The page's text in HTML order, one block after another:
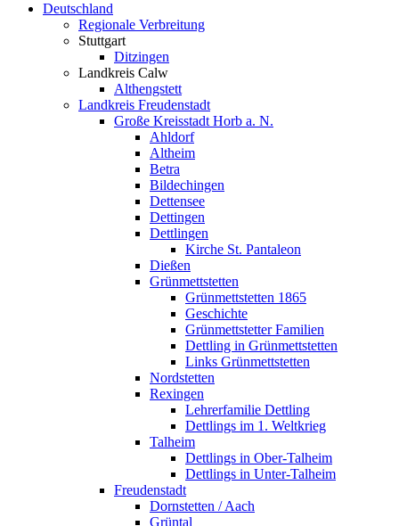
Deutschland
Regionale Verbreitung
Stuttgart
Ditzingen
Landkreis Calw
Althengstett
Landkreis Freudenstadt
Große Kreisstadt Horb a. N.
Ahldorf
Altheim
Betra
Bildechingen
Dettensee
Dettingen
Dettlingen
Kirche St. Pantaleon
Dießen
Grünmettstetten
Grünmettstetten 1865
Geschichte
Grünmettstetter Familien
Dettling in Grünmettstetten
Links Grünmettstetten
Nordstetten
Rexingen
Lehrerfamilie Dettling
Dettlings im 1. Weltkrieg
Talheim
Dettlings in Ober-Talheim
Dettlings in Unter-Talheim
Freudenstadt
Dornstetten / Aach
Grüntal